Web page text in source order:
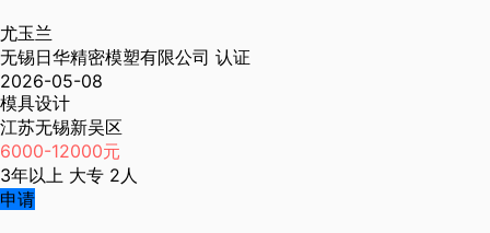
尤玉兰
无锡日华精密模塑有限公司 认证
2026-05-08
模具设计
江苏无锡新吴区
6000-12000元
3年以上 大专 2人
申请